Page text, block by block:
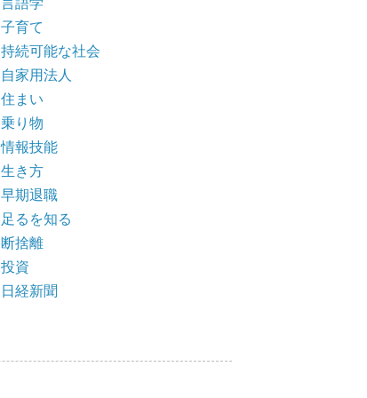
子育て
持続可能な社会
自家用法人
住まい
乗り物
情報技能
生き方
早期退職
足るを知る
断捨離
投資
日経新聞